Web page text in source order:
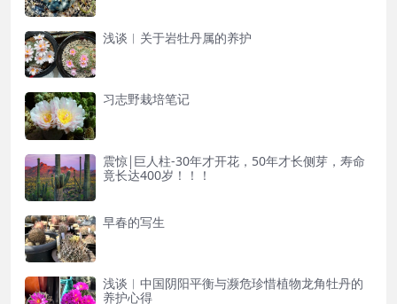
浅谈︱关于岩牡丹属的养护
习志野栽培笔记
震惊￨巨人柱-30年才开花，50年才长侧芽，寿命
竟长达400岁！！！
早春的写生
浅谈︱中国阴阳平衡与濒危珍惜植物龙角牡丹的
养护心得